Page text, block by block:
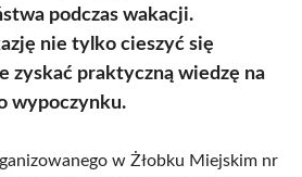
podczas wakacji.
nie tylko cieszyć się
zyskać praktyczną wiedzę na
wypoczynku.
w Żłobku Miejskim nr